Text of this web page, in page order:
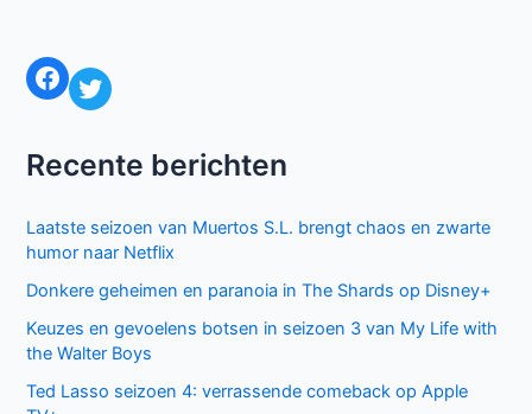
Facebook Twitter
Recente berichten
Laatste seizoen van Muertos S.L. brengt chaos en zwarte
humor naar Netflix
Donkere geheimen en paranoia in The Shards op Disney+
Keuzes en gevoelens botsen in seizoen 3 van My Life with
the Walter Boys
Ted Lasso seizoen 4: verrassende comeback op Apple